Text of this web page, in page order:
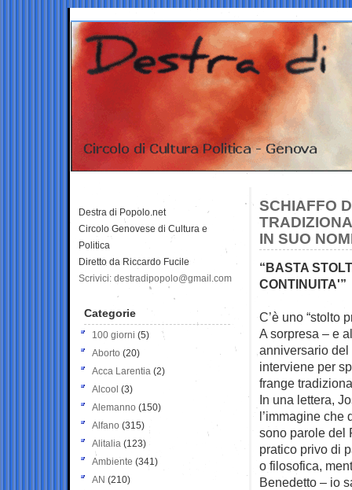
SCHIAFFO
IN SUO
“BASTA
CONTINUITA'”
C’è uno “stolto
A sorpresa – e
anniversario
interviene per
frange
In una lettera,
l’immagine che
sono parole del
pratico privo di
o filosofica,
Benedetto – io
Destra di Popolo.net
Circolo Genovese di Cultura e
Politica
Diretto da Riccardo Fucile
Scrivici: destradipopolo@gmail.com
Categorie
100 giorni (5)
Aborto (20)
Acca Larentia (2)
Alcool (3)
Alemanno (150)
Alfano (315)
Alitalia (123)
Ambiente (341)
AN (210)